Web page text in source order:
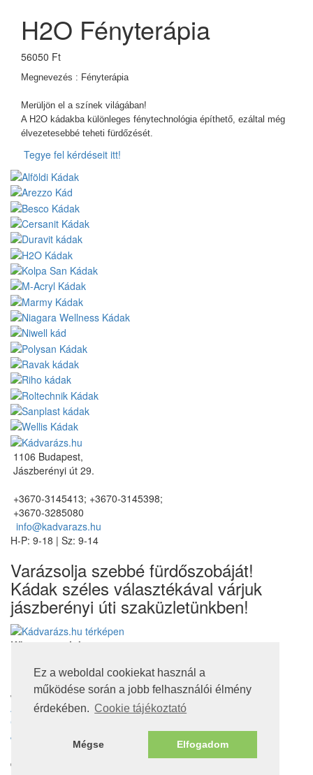
Ez a weboldal cookiekat használ a
működése során a jobb felhasználói élmény
érdekében. Cookie tájékoztató
Mégse Elfogadom
H2O Fényterápia
56050 Ft
Megnevezés : Fényterápia
Merüljön el a színek világában!
A H2O kádakba különleges fénytechnológia építhető, ezáltal még
élvezetesebbé teheti fürdőzését.
Tegye fel kérdéseit itt!
1106 Budapest,
Jászberényi út 29.
+3670-3145413; +3670-3145398;
+3670-3285080
info@kadvarazs.hu
H-P: 9-18 | Sz: 9-14
Varázsolja szebbé fürdőszobáját!
Kádak széles választékával várjuk
jászberényi úti szaküzletünkben!
Kövessen minket
Jogi nyilatkozatok
Adatvédelmi tájékoztató
Cookie tájékoztató
Jótállás, szavatosság
Nem jótállás köteles termékek
© 2016. Minden jog fenntartva!